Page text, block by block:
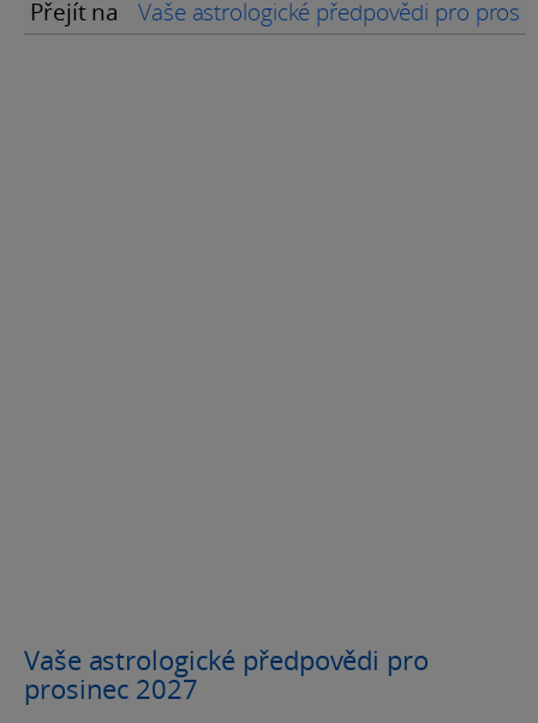
Přejít na Vaše astrologické předpovědi pro
Vaše astrologické předpovědi pro
prosinec 2027